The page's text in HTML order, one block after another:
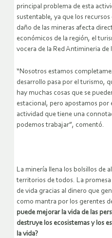
principal problema de esta
sustentable, ya que los
daño de las mineras afecta
económicos de la región, el
vocera de la Red Antimineria de
“Nosotros estamos
desarrollo pasa por el turismo,
hay muchas cosas que se
estacional, pero apostamos por
actividad que tiene una
podemos trabajar”, comentó.
La minería llena los bolsillos de
territorios de todos. La
de vida gracias al dinero que
como mantra por los gerentes
puede mejorar la vida de las
destruye los ecosistemas y los
la vida?